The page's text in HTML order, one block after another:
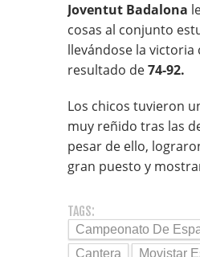
Joventut Badalona
cosas al conjunto
llevándose la victoria
resultado de74-92.
Los chicos tuvieron
muy reñido tras las
pesar de ello,
gran puesto y
TAGS:
Campeonato De
Cantera
Movistar